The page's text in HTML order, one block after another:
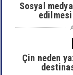
Sosyal
Çin neden